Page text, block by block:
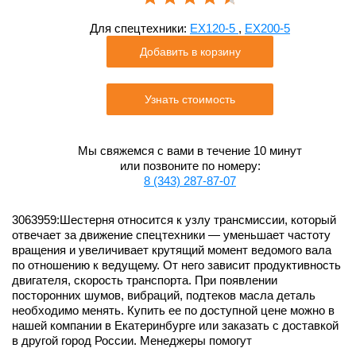
Для спецтехники: EX120-5 , EX200-5
Добавить в корзину
Узнать стоимость
Мы свяжемся с вами в течение 10 минут
или позвоните по номеру:
8 (343) 287-87-07
3063959:Шестерня относится к узлу трансмиссии, который
отвечает за движение спецтехники — уменьшает частоту
вращения и увеличивает крутящий момент ведомого вала
по отношению к ведущему. От него зависит продуктивность
двигателя, скорость транспорта. При появлении
посторонних шумов, вибраций, подтеков масла деталь
необходимо менять. Купить ее по доступной цене можно в
нашей компании в Екатеринбурге или заказать с доставкой
в другой город России. Менеджеры помогут